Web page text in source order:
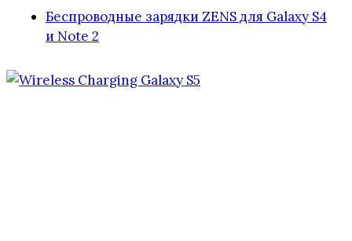
Беспроводные зарядки ZENS для Galaxy S4
и Note 2